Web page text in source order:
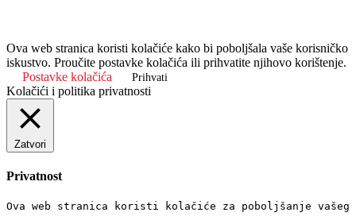
Ova web stranica koristi kolačiće kako bi poboljšala vaše korisničko
iskustvo. Proučite postavke kolačića ili prihvatite njihovo korištenje.
Postavke kolačića
Prihvati
Kolačići i politika privatnosti
Zatvori
Privatnost
Ova web stranica koristi kolačiće za poboljšanje